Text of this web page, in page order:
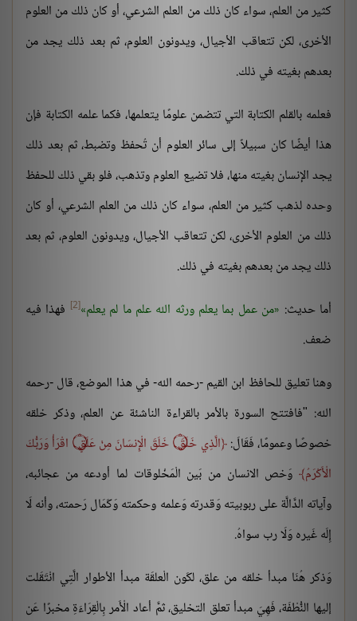
كثير من العلم، سواء كان ذلك من العلم الشرعي، أو كان ذلك من العلوم
الأخرى، لكن تتعاقب الأجيال، ويدونون العلوم، ثم بعد ذلك يجد من
بعدهم بغيته في ذلك.
فعلمه بالقلم الكتابة التي تتضمن علومًا يتعلمها، فكما علمه الكتابة فإن
هذا أيضًا كان سبيلاً إلى سائر العلوم أن تُحفظ وتضبط، ثم بعد ذلك
يجد الإنسان بغيته منها، فلا تضيع العلوم وتذهب، فلو بقي ذلك للحفظ
وحده لذهب كثير من العلم، سواء كان ذلك من العلم الشرعي، أو كان
ذلك من العلوم الأخرى، لكن تتعاقب الأجيال، ويدونون العلوم، ثم بعد
ذلك يجد من بعدهم بغيته في ذلك.
أما حديث: من عمل بما يعلم ورثه الله علم ما لم يعلم [2]
فهذا فيه
ضعف.
وهنا تعليق للحافظ ابن القيم -رحمه الله- في هذا الموضع، قال -رحمه
الله: "فافتتح السورة بالأمر بالقراءة الناشئة عن العلم، وذكر خلقه
خصوصًا وعمومًا، فَقَالَ:
الَّذِي خَلَقَ ۝ خَلَقَ الْإِنسَانَ مِنْ عَلَقٍ ۝ اقْرَأْ وَرَبُّكَ
الْأَكْرَمُ
وَخص الانسان من بَين الْمَخْلوقات لما أودعه من عجائبه،
وآياته الدَّالَّة على ربوبيته وَقدرته وَعلمه وحكمته وَكَمَال رَحمته، وأنه لَا
إِلَه غَيره وَلَا رب سواهُ.
وَذكر هُنَا مبدأ خلقه من علق، لكَون الْعلقَة مبدأ الأطوار الَّتِي انْتَقَلت
إليها النُّطْفَة، فَهِيَ مبدأ تعلق التخليق، ثمَّ أعاد الْأَمر بِالْقِرَاءَةِ مخبرًا عَن